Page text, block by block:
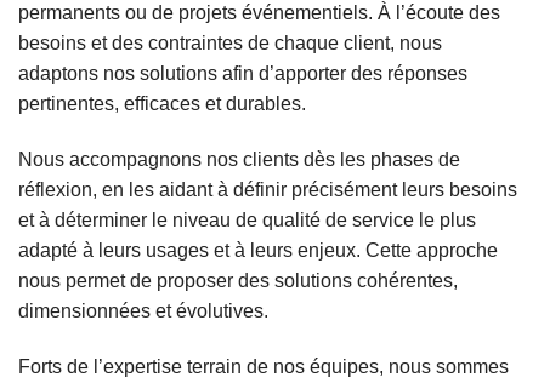
permanents ou de projets événementiels. À l’écoute des
besoins et des contraintes de chaque client, nous
adaptons nos solutions afin d’apporter des réponses
pertinentes, efficaces et durables.
Nous accompagnons nos clients dès les phases de
réflexion, en les aidant à définir précisément leurs besoins
et à déterminer le niveau de qualité de service le plus
adapté à leurs usages et à leurs enjeux. Cette approche
nous permet de proposer des solutions cohérentes,
dimensionnées et évolutives.
Forts de l’expertise terrain de nos équipes, nous sommes